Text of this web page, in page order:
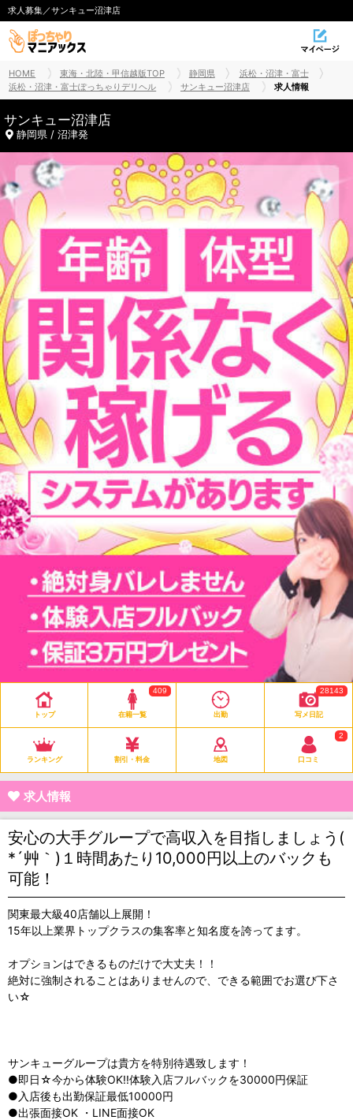
求人募集／サンキュー沼津店
HOME 東海・北陸・甲信越版TOP 静岡県
浜松・沼津・富士
浜松・沼津・富士ぽっちゃりデリヘル
サンキュー沼津店 求人情報
サンキュー沼津店
静岡県 / 沼津発
トップ 在籍一覧
409
出勤 写メ日記
28143
ランキング 割引・料金 地図 口コミ
2
求人情報
安心の大手グループで高収入を目指しましょう(
*´艸｀)１時間あたり10,000円以上のバックも
可能！
関東最大級40店舗以上展開！
15年以上業界トップクラスの集客率と知名度を誇ってます。
オプションはできるものだけで大丈夫！！
絶対に強制されることはありませんので、できる範囲でお選び下さ
い☆
サンキューグループは貴方を特別待遇致します！
●即日☆今から体験OK!!体験入店フルバックを30000円保証
●入店後も出勤保証最低10000円
●出張面接OK ・LINE面接OK